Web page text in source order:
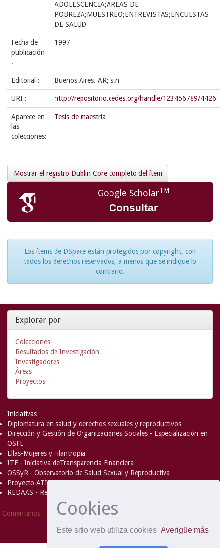
Cookies
Este sitio web utiliza cookies Averigüe más
ADOLESCENCIA;AREAS DE
POBREZA;MUESTREO;ENTREVISTAS;ENCUESTAS
DE SALUD
Fecha de
publicación
:
1997
Editorial : Buenos Aires. AR; s.n
URI : http://repositorio.cedes.org/handle/123456789/4426
Aparece en
las
colecciones:
Tesis de maestría
Mostrar el registro Dublin Core completo del ítem
Google ScholarTM
Consultar
Los ítems de DSpace están protegidos por copyright, con
todos los derechos reservados, a menos que se indique lo
contrario.
Explorar por
Colecciones
Resultados de Investigación
Investigadores
Áreas
Proyectos
Iniciativas
Diplomatura en salud y derechos sexuales y reproductivos
Dirección y Gestión de Organizaciones Sociales - Especialización en
OSFL
Ellas-Mujeres y Filantropía
ITF - Iniciativa deTransparencia Financiera
OSSyR - Observatorio de Salud Sexual y Reproductiva
Proyecto ATICA
REDAAS - Red de Acceso al Aborto Seguro
Comentarios DSpace Software
- Extensión mantenida y
optimizado por